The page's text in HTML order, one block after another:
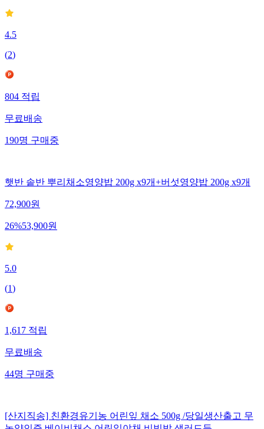
4.5
(2)
804적립
무료배송
190명구매중
햇반 솥반 뿌리채소영양밥 200g x9개+버섯영양밥 200g x9개
72,900원
26%53,900원
5.0
(1)
1,617적립
무료배송
44명구매중
[산지직송] 친환경유기농 어린잎 채소 500g /당일생산출고 무